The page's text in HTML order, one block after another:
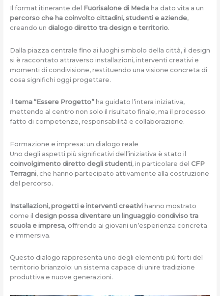
Il format itinerante del Fuorisalone di Medaha dato vita a un
percorso che ha coinvolto cittadini, studenti e aziende,
creando un dialogo diretto tra design e territorio.
Dalla piazza centrale fino ai luoghi simbolo della città, il design
si è raccontato attraverso installazioni, interventi creativi e
momenti di condivisione, restituendo una visione concreta di
cosa significhi oggi progettare.
Il tema “Essere Progetto” ha guidato l’intera iniziativa,
mettendo al centro non solo il risultato finale, ma il processo:
fatto di competenze, responsabilità e collaborazione.
Formazione e impresa: un dialogo reale
Uno degli aspetti più significativi dell’iniziativa è stato il
coinvolgimento diretto degli studenti, in particolare del CFP
Terragni, che hanno partecipato attivamente alla costruzione
del percorso.
Installazioni, progetti e interventi creativihanno mostrato
come il design possa diventare un linguaggio condiviso tra
scuola e impresa, offrendo ai giovani un’esperienza concreta
e immersiva.
Questo dialogo rappresenta uno degli elementi più forti del
territorio brianzolo: un sistema capace di unire tradizione
produttiva e nuove generazioni.